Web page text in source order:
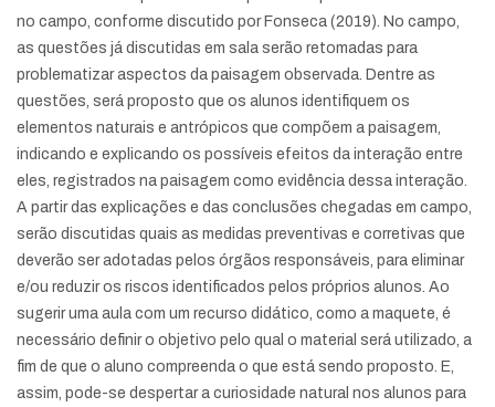
no campo, conforme discutido por Fonseca (2019). No campo,
as questões já discutidas em sala serão retomadas para
problematizar aspectos da paisagem observada. Dentre as
questões, será proposto que os alunos identifiquem os
elementos naturais e antrópicos que compõem a paisagem,
indicando e explicando os possíveis efeitos da interação entre
eles, registrados na paisagem como evidência dessa interação.
A partir das explicações e das conclusões chegadas em campo,
serão discutidas quais as medidas preventivas e corretivas que
deverão ser adotadas pelos órgãos responsáveis, para eliminar
e/ou reduzir os riscos identificados pelos próprios alunos. Ao
sugerir uma aula com um recurso didático, como a maquete, é
necessário definir o objetivo pelo qual o material será utilizado, a
fim de que o aluno compreenda o que está sendo proposto. E,
assim, pode-se despertar a curiosidade natural nos alunos para